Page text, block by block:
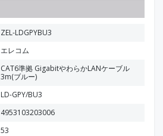
ZEL-LDGPYBU3
エレコム
CAT6準拠 GigabitやわらかLANケーブル
3m(ブルー)
LD-GPY/BU3
4953103203006
53